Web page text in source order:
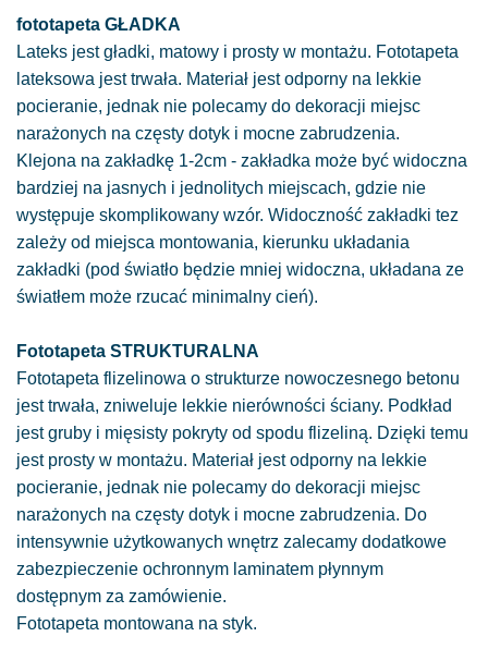
fototapeta GŁADKA
Lateks jest gładki, matowy i prosty w montażu. Fototapeta
lateksowa jest trwała. Materiał jest odporny na lekkie
pocieranie, jednak nie polecamy do dekoracji miejsc
narażonych na częsty dotyk i mocne zabrudzenia.
Klejona na zakładkę 1-2cm - zakładka może być widoczna
bardziej na jasnych i jednolitych miejscach, gdzie nie
występuje skomplikowany wzór. Widoczność zakładki tez
zależy od miejsca montowania, kierunku układania
zakładki (pod światło będzie mniej widoczna, układana ze
światłem może rzucać minimalny cień).
Fototapeta STRUKTURALNA
Fototapeta flizelinowa o strukturze nowoczesnego betonu
jest trwała, zniweluje lekkie nierówności ściany. Podkład
jest gruby i mięsisty pokryty od spodu flizeliną. Dzięki temu
jest prosty w montażu. Materiał jest odporny na lekkie
pocieranie, jednak nie polecamy do dekoracji miejsc
narażonych na częsty dotyk i mocne zabrudzenia. Do
intensywnie użytkowanych wnętrz zalecamy dodatkowe
zabezpieczenie ochronnym laminatem płynnym
dostępnym za zamówienie.
Fototapeta montowana na styk.